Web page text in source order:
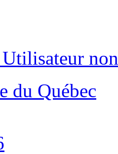
Utilisateur
du Québec